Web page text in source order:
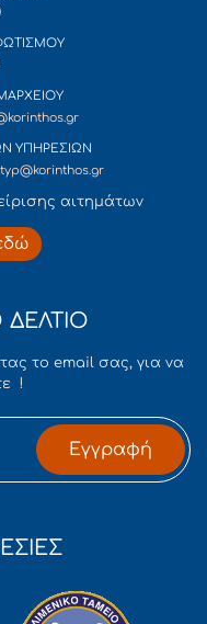
ΥΠΗΡΕΣΙΩΝ
αιτημάτων
το email σας, για να
!
Εγγραφή